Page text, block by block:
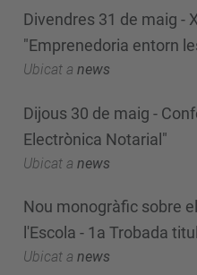
Divendres 31 de maig -
"Emprenedoria entorn
Ubicat a news
Dijous 30 de maig -
Electrònica Notarial"
Ubicat a news
Nou monogràfic sobre
l'Escola - 1a Trobada
Ubicat a news